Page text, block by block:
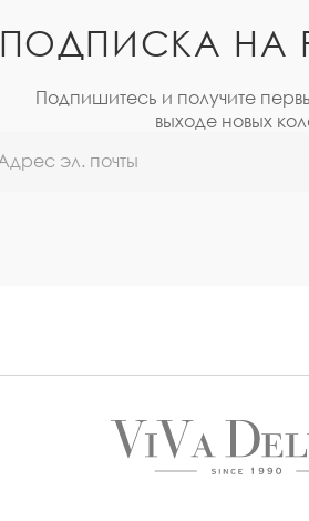
ПОДПИСКА НА
Подпишитесь и получите
выходе новых